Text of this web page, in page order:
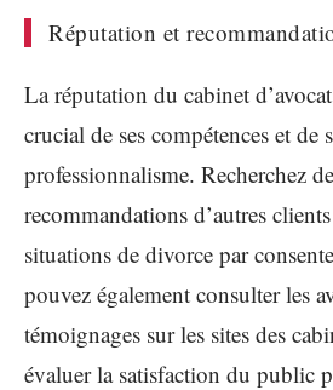
Réputation et
La réputation du cabinet
crucial de ses compétences et de
professionnalisme. Recherchez
recommandations d’autres
situations de divorce par
pouvez également consulter les
témoignages sur les sites des
évaluer la satisfaction du public